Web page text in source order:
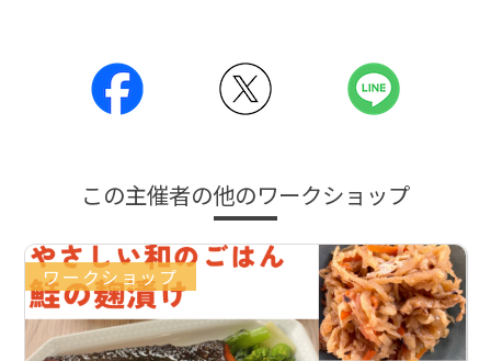
この主催者の他のワークショップ
ワークショップ